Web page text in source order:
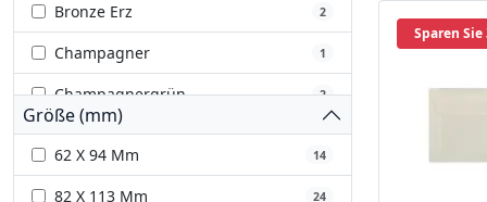
Bronze Erz 2
Champagner 1
Champagnergrün 2
Claret 8
Elfenbein 8
Größe (mm)
62 X 94 Mm 14
82 X 113 Mm 24
Sparen Sie